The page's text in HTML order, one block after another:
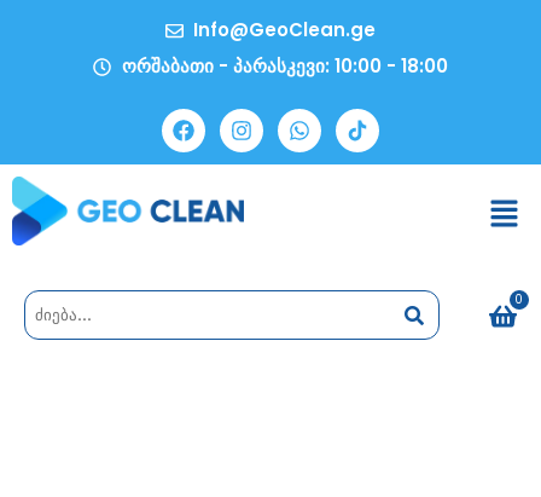
Info@GeoClean.ge
ორშაბათი - პარასკევი: 10:00 - 18:00
0